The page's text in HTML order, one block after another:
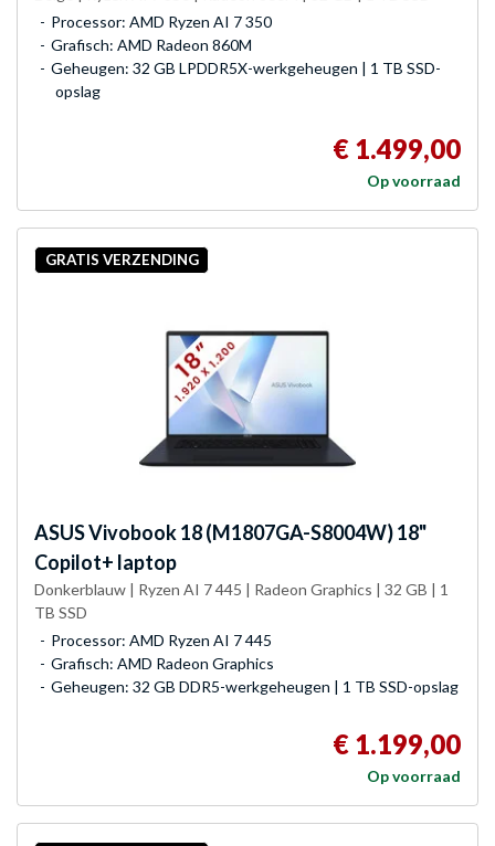
Processor: AMD Ryzen AI 7 350
Grafisch: AMD Radeon 860M
Geheugen: 32 GB LPDDR5X-werkgeheugen | 1 TB SSD-
opslag
€ 1.499,00
Op voorraad
GRATIS VERZENDING
ASUSVivobook 18 (M1807GA-S8004W) 18"
Copilot+ laptop
Donkerblauw | Ryzen AI 7 445 | Radeon Graphics | 32 GB | 1
TB SSD
Processor: AMD Ryzen AI 7 445
Grafisch: AMD Radeon Graphics
Geheugen: 32 GB DDR5-werkgeheugen | 1 TB SSD-opslag
€ 1.199,00
Op voorraad